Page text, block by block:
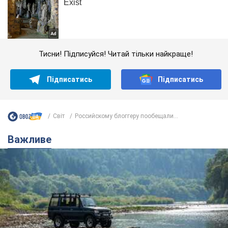
Тисни! Підписуйся! Читай тільки найкраще!
Підписатись Підписатись
Світ Российскому блоггеру пообещали...
Важливе